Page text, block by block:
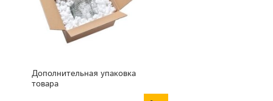
Дополнительная упаковка
товара